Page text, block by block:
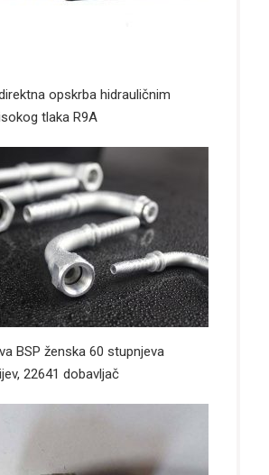
opskrba hidrauličnim
tlaka R9A
BSP ženska 60 stupnjeva
22641 dobavljač